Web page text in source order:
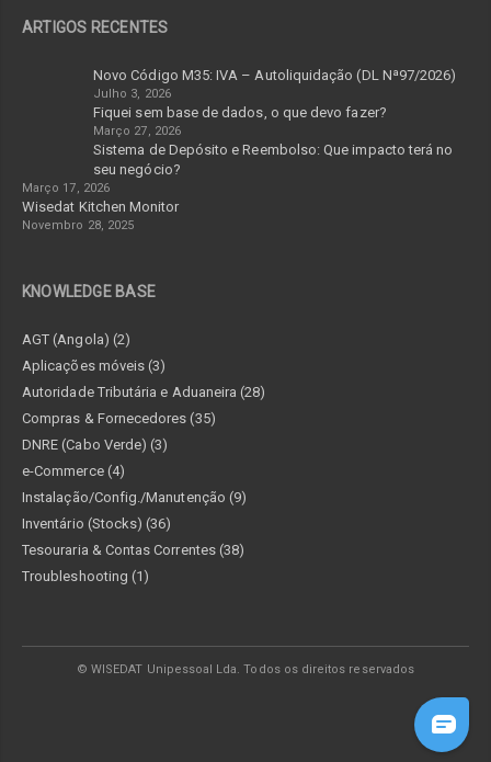
ARTIGOS RECENTES
Novo Código M35: IVA – Autoliquidação (DL Nª97/2026)
Julho 3, 2026
Fiquei sem base de dados, o que devo fazer?
Março 27, 2026
Sistema de Depósito e Reembolso: Que impacto terá no
seu negócio?
Março 17, 2026
Wisedat Kitchen Monitor
Novembro 28, 2025
KNOWLEDGE BASE
AGT (Angola) (2)
Aplicações móveis (3)
Autoridade Tributária e Aduaneira (28)
Compras & Fornecedores (35)
DNRE (Cabo Verde) (3)
e-Commerce (4)
Instalação/Config./Manutenção (9)
Inventário (Stocks) (36)
Tesouraria & Contas Correntes (38)
Troubleshooting (1)
© WISEDAT Unipessoal Lda. Todos os direitos reservados